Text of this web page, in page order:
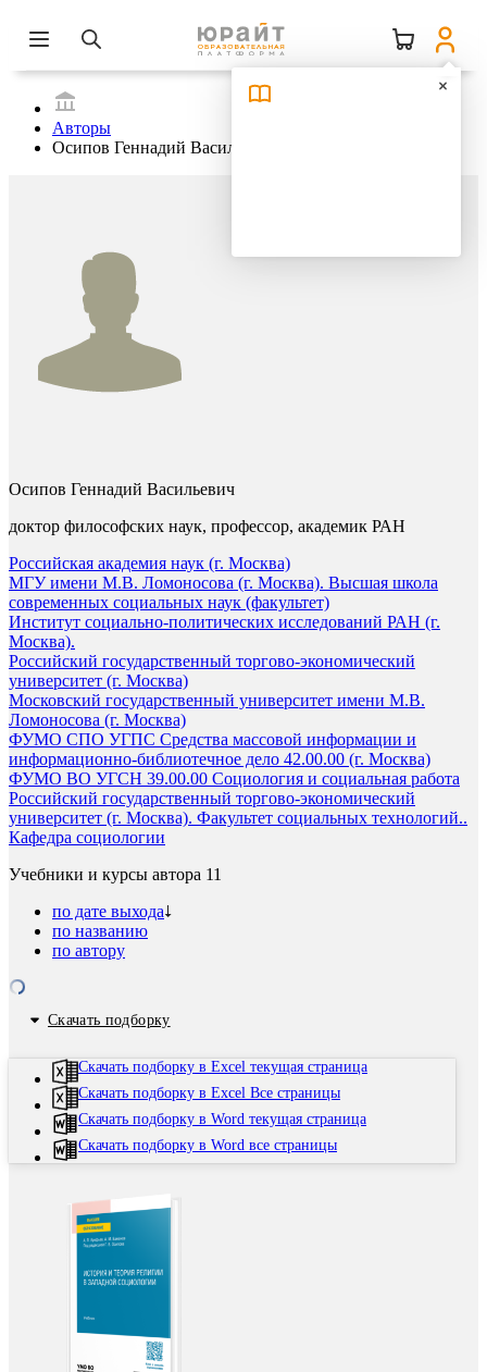
Авторы
Осипов Геннадий Васильевич
Осипов Геннадий Васильевич
доктор философских наук, профессор, академик РАН
Российская академия наук (г. Москва)
МГУ имени М.В. Ломоносова (г. Москва). Высшая школа
современных социальных наук (факультет)
Институт социально-политических исследований РАН (г.
Москва).
Российский государственный торгово-экономический
университет (г. Москва)
Московский государственный университет имени М.В.
Ломоносова (г. Москва)
ФУМО СПО УГПС Средства массовой информации и
информационно-библиотечное дело 42.00.00 (г. Москва)
ФУМО ВО УГСН 39.00.00 Социология и социальная работа
Российский государственный торгово-экономический
университет (г. Москва). Факультет социальных технологий..
Кафедра социологии
Учебники и курсы автора 11
по дате выхода
по названию
по автору
Скачать подборку
Скачать подборку в Excel текущая страница
Скачать подборку в Excel Все страницы
Скачать подборку в Word текущая страница
Скачать подборку в Word все страницы